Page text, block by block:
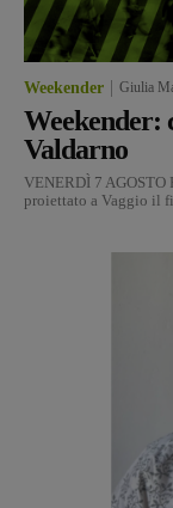
Weekender Giulia
Weekender:
Valdarno
VENERDÌ 7 AGOSTO
proiettato a Vaggio il